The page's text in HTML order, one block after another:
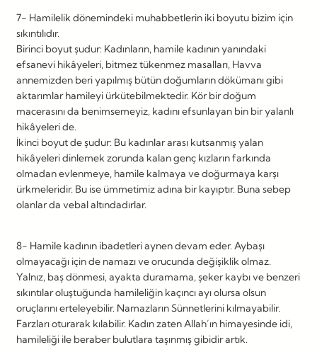
7- Hamilelik dönemindeki muhabbetlerin iki boyutu bizim için
sıkıntılıdır.
Birinci boyut şudur: Kadınların, hamile kadının yanındaki
efsanevi hikâyeleri, bitmez tükenmez masalları, Havva
annemizden beri yapılmış bütün doğumların dökümanı gibi
aktarımlar hamileyi ürkütebilmektedir. Kör bir doğum
macerasını da benimsemeyiz, kadını efsunlayan bin bir yalanlı
hikâyeleri de.
İkinci boyut de şudur: Bu kadınlar arası kutsanmış yalan
hikâyeleri dinlemek zorunda kalan genç kızların farkında
olmadan evlenmeye, hamile kalmaya ve doğurmaya karşı
ürkmeleridir. Bu ise ümmetimiz adına bir kayıptır. Buna sebep
olanlar da vebal altındadırlar.
8- Hamile kadının ibadetleri aynen devam eder. Aybaşı
olmayacağı için de namazı ve orucunda değişiklik olmaz.
Yalnız, baş dönmesi, ayakta duramama, şeker kaybı ve benzeri
sıkıntılar oluştuğunda hamileliğin kaçıncı ayı olursa olsun
oruçlarını erteleyebilir. Namazların Sünnetlerini kılmayabilir.
Farzları oturarak kılabilir. Kadın zaten Allah’ın himayesinde idi,
hamileliği ile beraber bulutlara taşınmış gibidir artık.